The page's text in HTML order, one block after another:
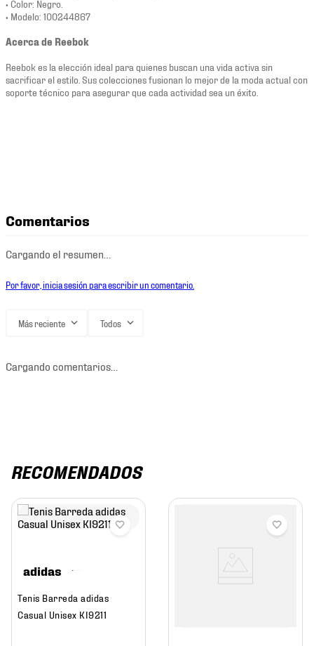
• Color: Negro.
• Modelo: 100244867
Acerca de Reebok
Reebok es la elección ideal para quienes buscan una vida activa sin
sacrificar el estilo. Sus colecciones fusionan lo mejor de la moda actual con
soporte técnico para asegurar que cada actividad sea un éxito.
Comentarios
Cargando el resumen…
Por favor, inicia sesión para escribir un comentario.
Más reciente Todos
Cargando comentarios…
RECOMENDADOS
adidas
Tenis Barreda adidas
Casual Unisex KI9211